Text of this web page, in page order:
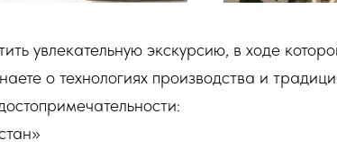
увлекательную экскурсию, в ходе
о технологиях производства и